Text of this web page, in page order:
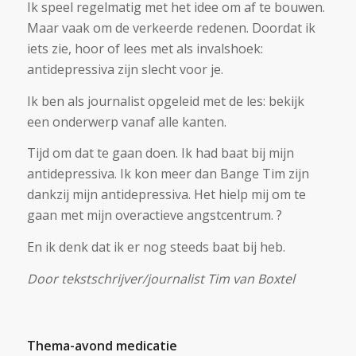
Ik speel regelmatig met het idee om af te bouwen.
Maar vaak om de verkeerde redenen. Doordat ik
iets zie, hoor of lees met als invalshoek:
antidepressiva zijn slecht voor je.
Ik ben als journalist opgeleid met de les: bekijk
een onderwerp vanaf alle kanten.
Tijd om dat te gaan doen. Ik had baat bij mijn
antidepressiva. Ik kon meer dan Bange Tim zijn
dankzij mijn antidepressiva. Het hielp mij om te
gaan met mijn overactieve angstcentrum. ?
En ik denk dat ik er nog steeds baat bij heb.
Door tekstschrijver/journalist Tim van Boxtel
Thema-avond medicatie